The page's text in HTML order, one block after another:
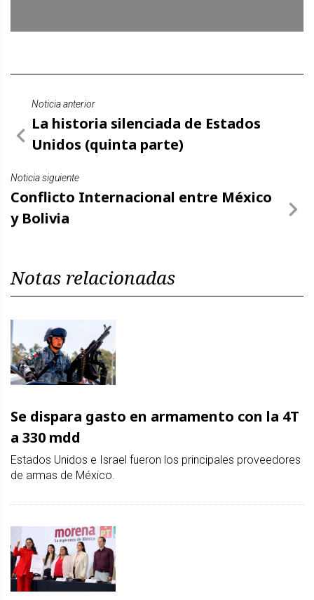
Noticia anterior
La historia silenciada de Estados
Unidos (quinta parte)
Noticia siguiente
Conflicto Internacional entre México
y Bolivia
Notas relacionadas
Se dispara gasto en armamento con la 4T
a 330 mdd
Estados Unidos e Israel fueron los principales proveedores
de armas de México.